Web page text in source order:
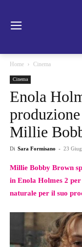
Home Cinema
Cinema
Enola
Millie
Di Sara Formisano - 23
Millie Bobby Brown
in Enola Holmes 2
naturale per il suo